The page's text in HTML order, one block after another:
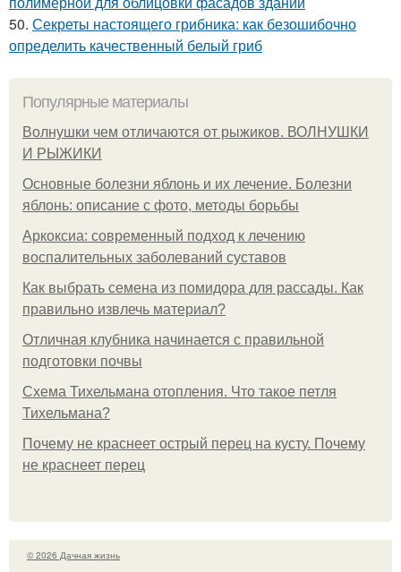
50. Секреты настоящего грибника: как безошибочно
определить качественный белый гриб
Популярные материалы
Волнушки чем отличаются от рыжиков. ВОЛНУШКИ
И РЫЖИКИ
Основные болезни яблонь и их лечение. Болезни
яблонь: описание с фото, методы борьбы
Аркоксиа: современный подход к лечению
воспалительных заболеваний суставов
Как выбрать семена из помидора для рассады. Как
правильно извлечь материал?
Отличная клубника начинается с правильной
подготовки почвы
Схема Тихельмана отопления. Что такое петля
Тихельмана?
Почему не краснеет острый перец на кусту. Почему
не краснеет перец
© 2026 Дачная жизнь